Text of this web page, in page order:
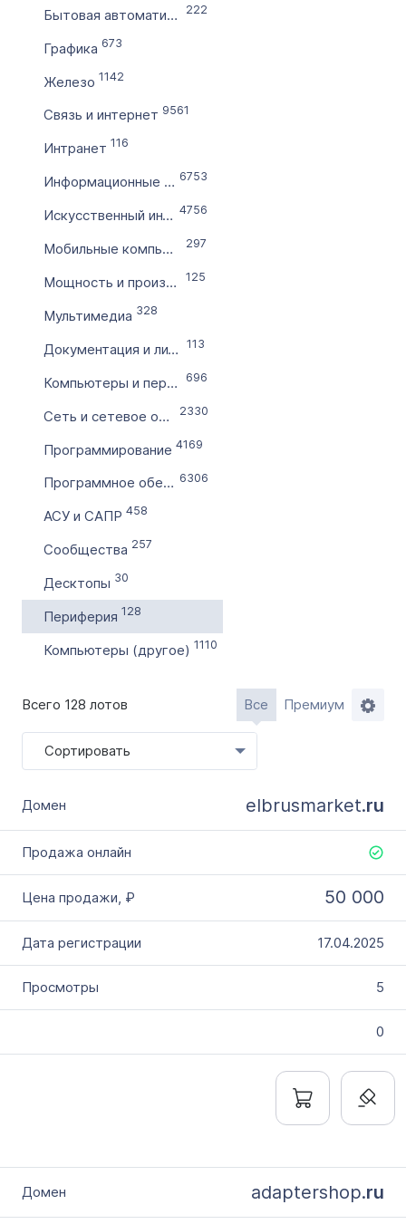
Цена домена в ₽
от
до
Без цены
с
по
Дополнительные условия
Словарное слово в домене
Бытовая автоматизация 222
Графика 673
Железо 1142
Связь и интернет 9561
Интранет 116
Информационные технологии 6753
Искусственный интеллект 4756
Мобильные компьютеры 297
Мощность и производительность 125
Мультимедиа 328
Документация и литература 113
Компьютеры и периферия 696
Сеть и сетевое оборудование 2330
Программирование 4169
Программное обеспечение 6306
АСУ и САПР 458
Сообщества 257
Десктопы 30
Периферия 128
Компьютеры (другое) 1110
Всего 128 лотов Все Премиум
Сортировать
elbrusmarket.ru
50 000
17.04.2025
5
0
adaptershop.ru